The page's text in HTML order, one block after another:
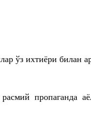
ўз ихтиёри билан
пропаганда